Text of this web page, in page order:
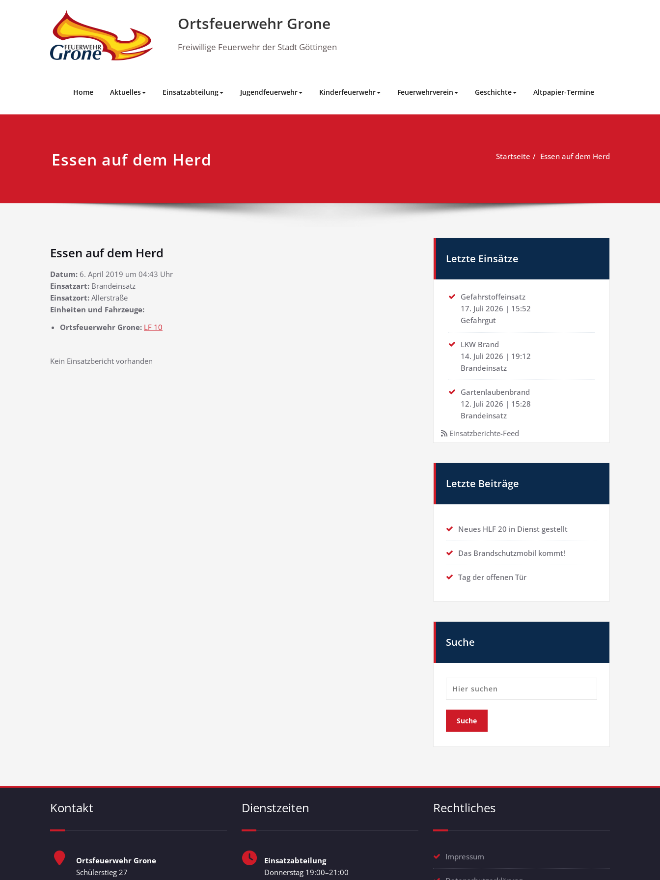
Ortsfeuerwehr Grone
Freiwillige Feuerwehr der Stadt Göttingen
Home Aktuelles Einsatzabteilung Jugendfeuerwehr Kinderfeuerwehr Feuerwehrverein Geschichte Altpapier-Termine
Essen auf dem Herd Startseite Essen auf dem Herd
Essen auf dem Herd
Datum: 6. April 2019 um 04:43 Uhr
Einsatzart: Brandeinsatz
Einsatzort: Allerstraße
Einheiten und Fahrzeuge:
Ortsfeuerwehr Grone: LF 10
Kein Einsatzbericht vorhanden
Letzte Einsätze
Gefahrstoffeinsatz
17. Juli 2026 | 15:52
Gefahrgut
LKW Brand
14. Juli 2026 | 19:12
Brandeinsatz
Gartenlaubenbrand
12. Juli 2026 | 15:28
Brandeinsatz
Einsatzberichte-Feed
Letzte Beiträge
Neues HLF 20 in Dienst gestellt
Das Brandschutzmobil kommt!
Tag der offenen Tür
Suche
Kontakt
Ortsfeuerwehr Grone
Schülerstieg 27
Dienstzeiten
Einsatzabteilung
Donnerstag 19:00–21:00
Rechtliches
Impressum